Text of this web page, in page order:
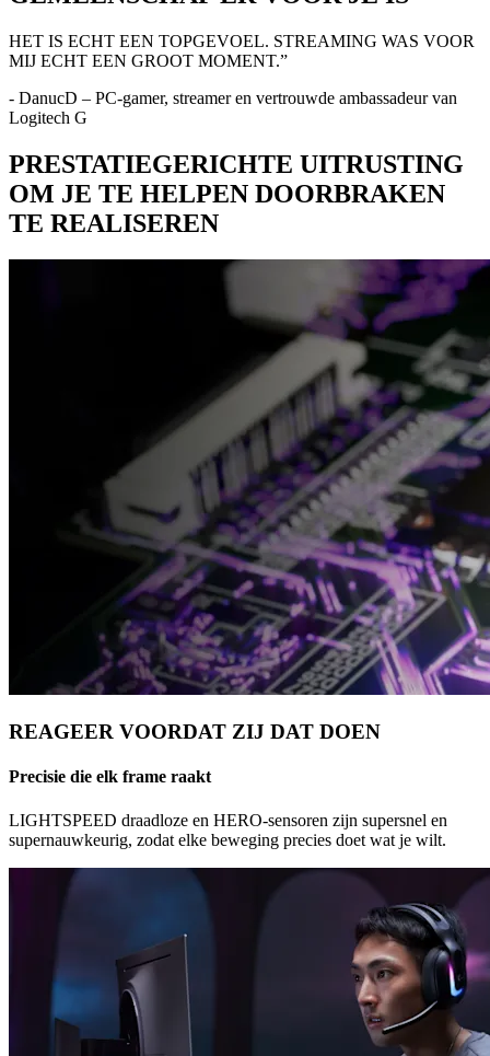
HET IS ECHT EEN TOPGEVOEL. STREAMING WAS VOOR
MIJ ECHT EEN GROOT MOMENT.”
- DanucD – PC-gamer, streamer en vertrouwde ambassadeur van
Logitech G
PRESTATIEGERICHTE UITRUSTING
OM JE TE HELPEN DOORBRAKEN
TE REALISEREN
REAGEER VOORDAT ZIJ DAT DOEN
Precisie die elk frame raakt
LIGHTSPEED draadloze en HERO-sensoren zijn supersnel en
supernauwkeurig, zodat elke beweging precies doet wat je wilt.